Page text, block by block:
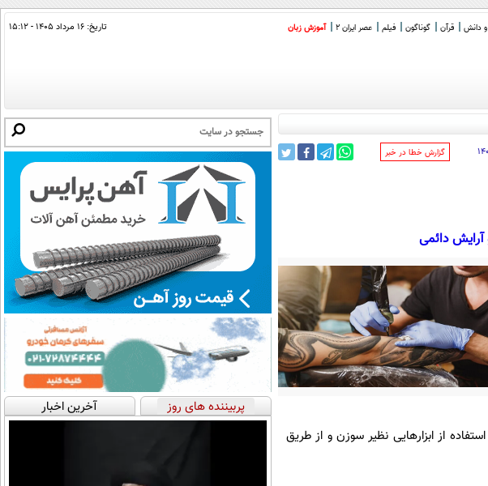
دانش قرآن گوناگون فیلم عصر ایران 2 آموزش زبان تاریخ: ۱۶ مرداد ۱۴۰۵ - ۱۵:۱۲
‌گزارش خطا در خبر
آرایش دائمی
از ابزارهایی نظیر سوزن و از طریق
پربیننده های روز آخرین اخبار